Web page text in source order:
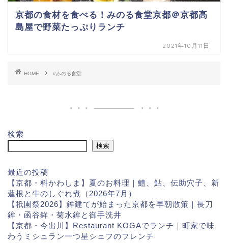
京都の食材を食べる！みのる食堂京都＠京都高
島屋で野菜たっぷりランチ
2021年10月11日
HOME #みのる食堂
検索
検索
最近の投稿
【京都・料かわしま】夏のお料理｜鱧、鮎、伝助穴子、新
蓮根と牛のしぐれ煮（2026年7月）
【祇園祭2026】鉾建てが始まった京都を早朝散策｜長刀
鉾・函谷鉾・菊水鉾と御手洗井
【京都・今出川】Restaurant KOGAでランチ｜町家で味
わうミシュラン一つ星シェフのフレンチ